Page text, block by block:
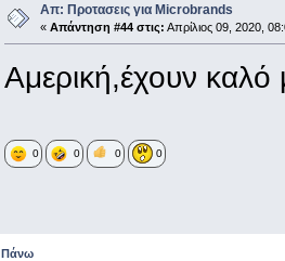
Απ: Προτασεις για Microbrands
« Απάντηση #44 στις: Απρίλιος 09, 2020,
Αμερική,έχουν καλό
0 0 0 0
Πάνω